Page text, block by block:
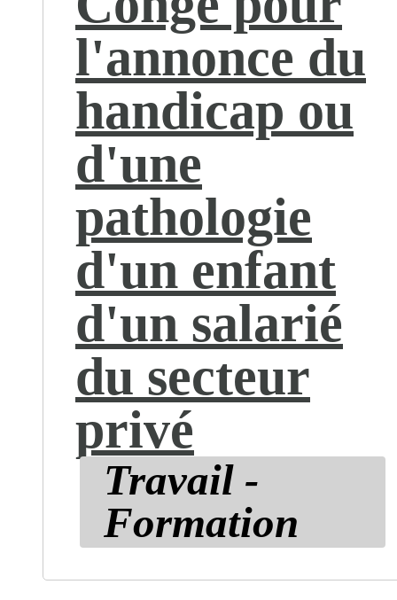
l'annonce du
handicap ou
d'une
pathologie
d'un enfant
d'un salarié
du secteur
privé
Travail -
Formation